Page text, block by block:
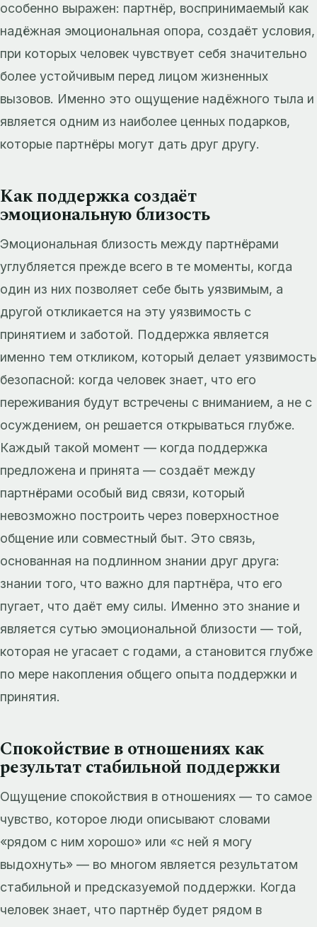
особенно выражен: партнёр, воспринимаемый как
надёжная эмоциональная опора, создаёт условия,
при которых человек чувствует себя значительно
более устойчивым перед лицом жизненных
вызовов. Именно это ощущение надёжного тыла и
является одним из наиболее ценных подарков,
которые партнёры могут дать друг другу.
Как поддержка создаёт
эмоциональную близость
Эмоциональная близость между партнёрами
углубляется прежде всего в те моменты, когда
один из них позволяет себе быть уязвимым, а
другой откликается на эту уязвимость с
принятием и заботой. Поддержка является
именно тем откликом, который делает уязвимость
безопасной: когда человек знает, что его
переживания будут встречены с вниманием, а не с
осуждением, он решается открываться глубже.
Каждый такой момент — когда поддержка
предложена и принята — создаёт между
партнёрами особый вид связи, который
невозможно построить через поверхностное
общение или совместный быт. Это связь,
основанная на подлинном знании друг друга:
знании того, что важно для партнёра, что его
пугает, что даёт ему силы. Именно это знание и
является сутью эмоциональной близости — той,
которая не угасает с годами, а становится глубже
по мере накопления общего опыта поддержки и
принятия.
Спокойствие в отношениях как
результат стабильной поддержки
Ощущение спокойствия в отношениях — то самое
чувство, которое люди описывают словами
«рядом с ним хорошо» или «с ней я могу
выдохнуть» — во многом является результатом
стабильной и предсказуемой поддержки. Когда
человек знает, что партнёр будет рядом в